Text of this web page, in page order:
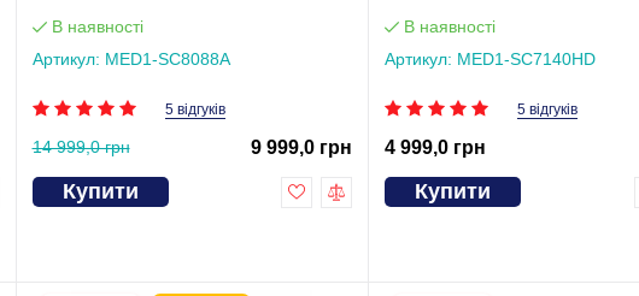
В наявності
Артикул: MED1-SC8088A
5 відгуків
14 999,0 грн 9 999,0 грн
Купити
В наявності
Артикул: MED1-SC7140HD
5 відгуків
4 999,0 грн
Купити